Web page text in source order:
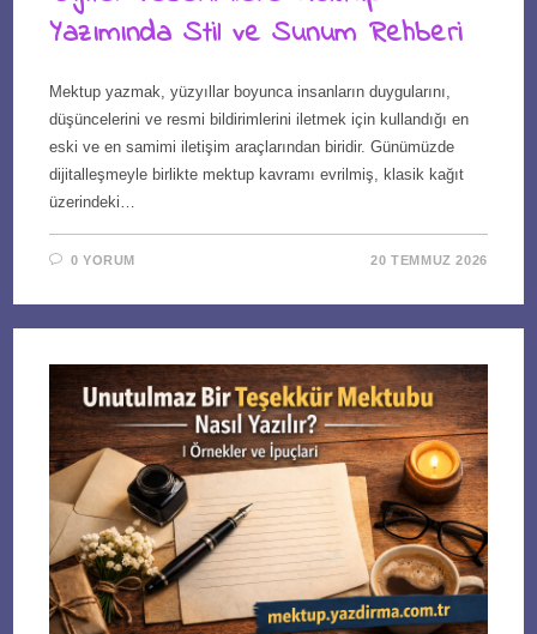
Yazımında Stil ve Sunum Rehberi
Mektup yazmak, yüzyıllar boyunca insanların duygularını,
düşüncelerini ve resmi bildirimlerini iletmek için kullandığı en
eski ve en samimi iletişim araçlarından biridir. Günümüzde
dijitalleşmeyle birlikte mektup kavramı evrilmiş, klasik kağıt
üzerindeki…
0 YORUM 20 TEMMUZ 2026